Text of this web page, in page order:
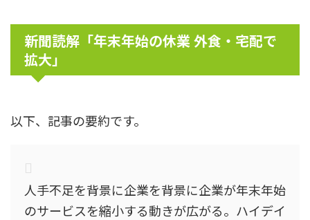
新聞読解「年末年始の休業 外食・宅配で
拡大」
以下、記事の要約です。
人手不足を背景に企業を背景に企業が年末年始
のサービスを縮小する動きが広がる。ハイデイ